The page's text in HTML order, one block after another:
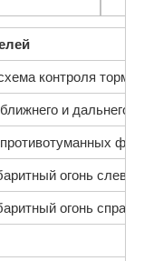
контроля
и дальнего
огонь слева)
огонь